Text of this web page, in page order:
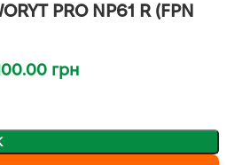
PRO NP61 R (FPN
грн